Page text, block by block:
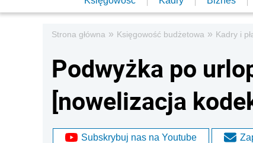
Strona główna » Księgowość budżetowa » Kadry i
Podwyżka po
[nowelizacja
Subskrybuj nas na Youtube